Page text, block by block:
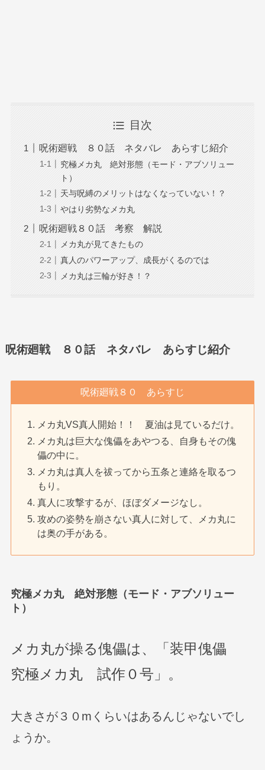
目次
呪術廻戦 ８０話 ネタバレ あらすじ紹介
究極メカ丸 絶対形態（モード・アブソリュー
ト）
天与呪縛のメリットはなくなっていない！？
やはり劣勢なメカ丸
呪術廻戦８０話 考察 解説
メカ丸が見てきたもの
真人のパワーアップ、成長がくるのでは
メカ丸は三輪が好き！？
呪術廻戦 ８０話 ネタバレ あらすじ紹介
呪術廻戦８０ あらすじ
メカ丸VS真人開始！！ 夏油は見ているだけ。
メカ丸は巨大な傀儡をあやつる、自身もその傀
儡の中に。
メカ丸は真人を祓ってから五条と連絡を取るつ
もり。
真人に攻撃するが、ほぼダメージなし。
攻めの姿勢を崩さない真人に対して、メカ丸に
は奥の手がある。
究極メカ丸 絶対形態（モード・アブソリュー
ト）
メカ丸が操る傀儡は、「装甲傀儡
究極メカ丸 試作０号」。
大きさが３０mくらいはあるんじゃないでし
ょうか。